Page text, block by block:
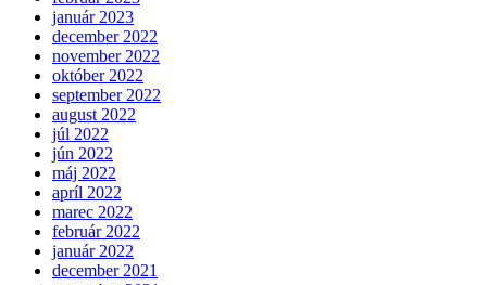
január 2023
december 2022
november 2022
október 2022
september 2022
august 2022
júl 2022
jún 2022
máj 2022
apríl 2022
marec 2022
február 2022
január 2022
december 2021